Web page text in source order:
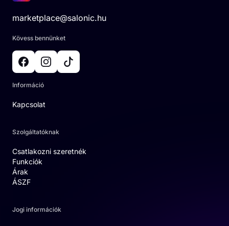
marketplace@salonic.hu
Kövess bennünket
Információ
Kapcsolat
Szolgáltatóknak
Csatlakozni szeretnék
Funkciók
Árak
ÁSZF
Jogi információk